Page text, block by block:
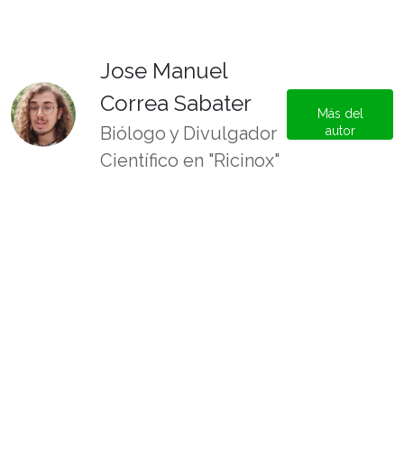
Jose Manuel
Correa Sabater
Biólogo y Divulgador
Científico en "Ricinox"
Más del
autor